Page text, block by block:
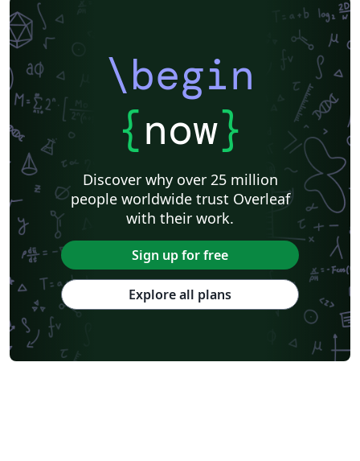
\begin
{now}
Discover why over 25 million
people worldwide trust Overleaf
with their work.
Sign up for free
Explore all plans